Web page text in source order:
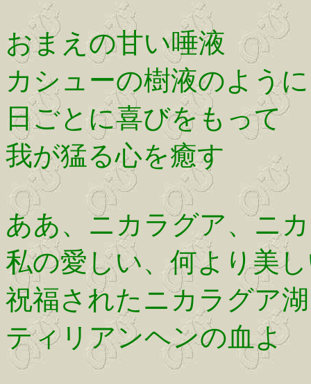
おまえの甘い唾液
カシューの樹液のように
日ごとに喜びをもって
我が猛る心を癒す
ああ、ニカラグア、ニ
私の愛しい、何より美
祝福されたニカラグア
ティリアンヘンの血よ